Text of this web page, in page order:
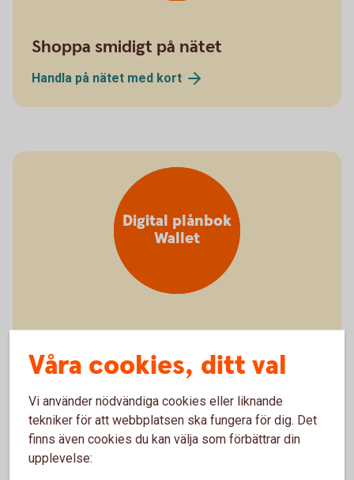
Shoppa smidigt på nätet
Handla på nätet med kort
Digital plånbok
Wallet
Betala med mobil, wearables eller klocka
Våra cookies, ditt val
Vi använder nödvändiga cookies eller liknande
tekniker för att webbplatsen ska fungera för dig. Det
finns även cookies du kan välja som förbättrar din
upplevelse: